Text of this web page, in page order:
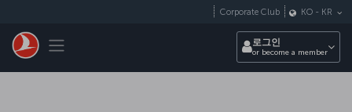
Toggle navigation
Corporate Club KO - KR
로그인
or become a member